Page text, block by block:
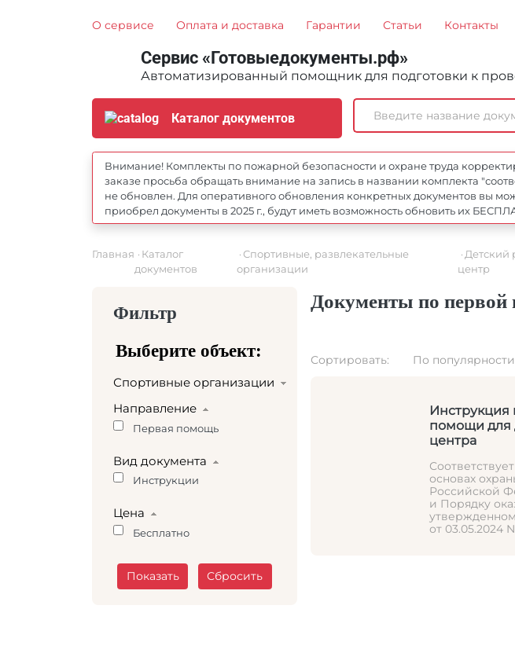
О сервисе Оплата и доставка Гарантии Статьи Контакты
Сервис «Готовыедокументы.рф»
Автоматизированный помощник для подготовки к
Каталог документов
Внимание! Комплекты по пожарной безопасности и охране труда
заказе просьба обращать внимание на запись в названии комплекта
не обновлен. Для оперативного обновления конкретных документов вы
приобрел документы в 2025 г., будут иметь возможность обновить их
Главная
Каталог
документов
Спортивные, развлекательные
организации
Детский
центр
Фильтр
Выберите объект:
Спортивные организации
Направление
Первая помощь
Вид документа
Инструкции
Цена
Бесплатно
Документы по первой
Сортировать: По популярности
Инструкция
помощи для
центра
основах
Российской
и Порядку
от 03.05.2024